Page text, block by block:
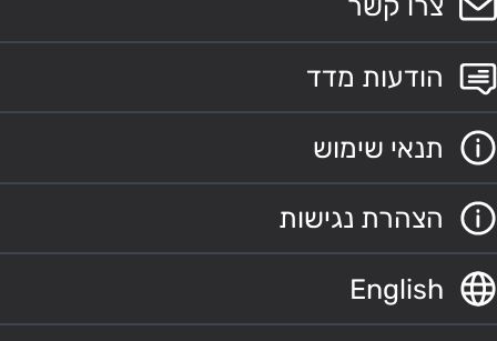
הודעות מדד
תנאי שימוש
הצהרת נגישות
English